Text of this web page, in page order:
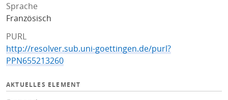
Sprache
Französisch
PURL
http://resolver.sub.uni-goettingen.de/purl?
PPN655213260
AKTUELLES ELEMENT